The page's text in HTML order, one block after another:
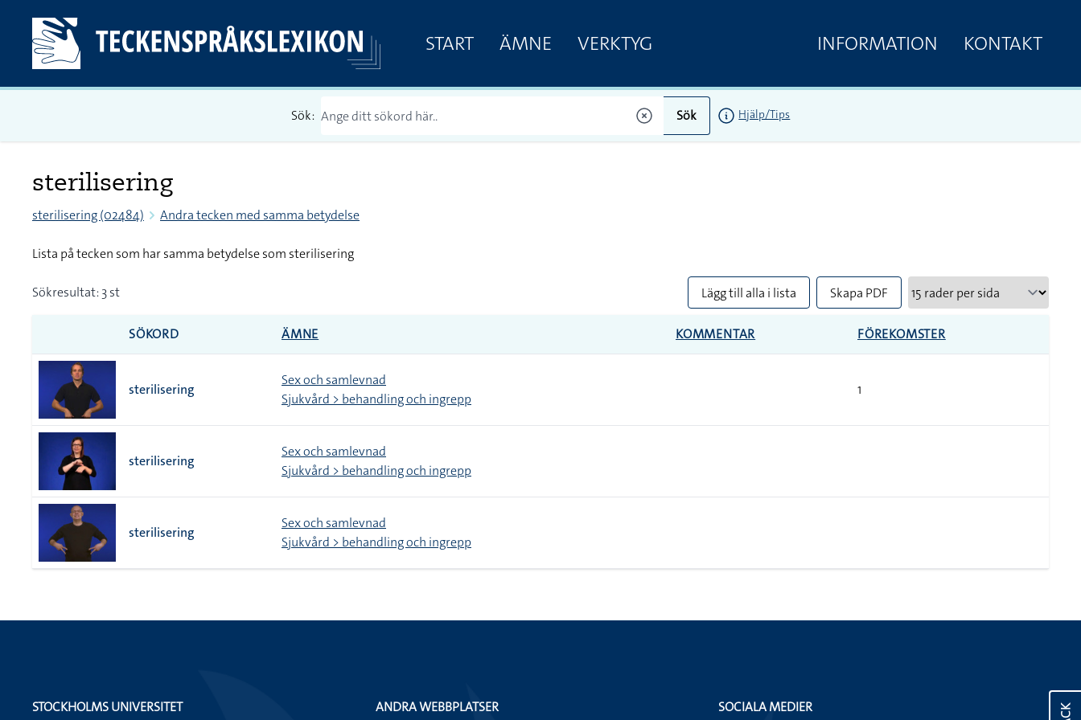
START ÄMNE VERKTYG INFORMATION KONTAKT
Sök: Sök Hjälp/Tips
sterilisering
sterilisering (02484) Andra tecken med samma betydelse
Lista på tecken som har samma betydelse som sterilisering
Sökresultat: 3 st Lägg till alla i lista Skapa PDF
SÖKORD ÄMNE KOMMENTAR FÖREKOMSTER
sterilisering
Sex och samlevnad
Sjukvård > behandling och ingrepp
1
sterilisering
Sex och samlevnad
Sjukvård > behandling och ingrepp
sterilisering
Sex och samlevnad
Sjukvård > behandling och ingrepp
STOCKHOLMS UNIVERSITET
ANDRA WEBBPLATSER SOCIALA MEDIER